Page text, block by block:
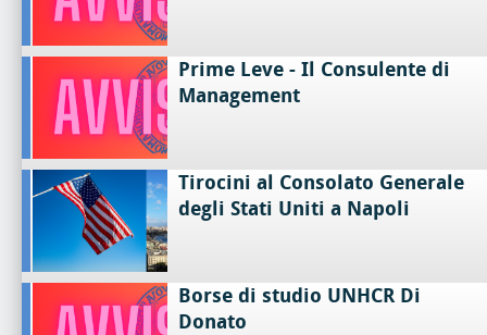
Prime Leve - Il Consulente di
Management
Tirocini al Consolato Generale
degli Stati Uniti a Napoli
Borse di studio UNHCR Di
Donato